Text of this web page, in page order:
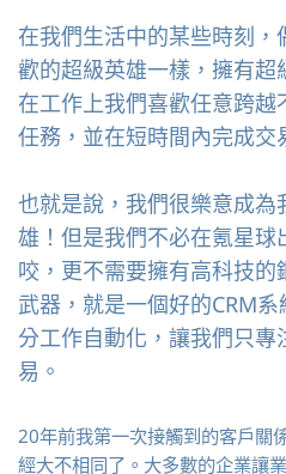
在我們生活中的某些時刻
歡的超級英雄一樣，擁有超
在工作上我們喜歡任意跨
任務，並在短時間內完成交
也就是說，我們很樂意成
雄！但是我們不必在氪星
咬，更不需要擁有高科技
武器，就是一個好的CRM
分工作自動化，讓我們只
易。
20年前我第一次接觸到的客戶關
經大不相同了。大多數的企業讓